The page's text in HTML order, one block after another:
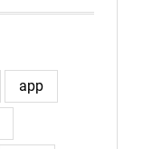
app